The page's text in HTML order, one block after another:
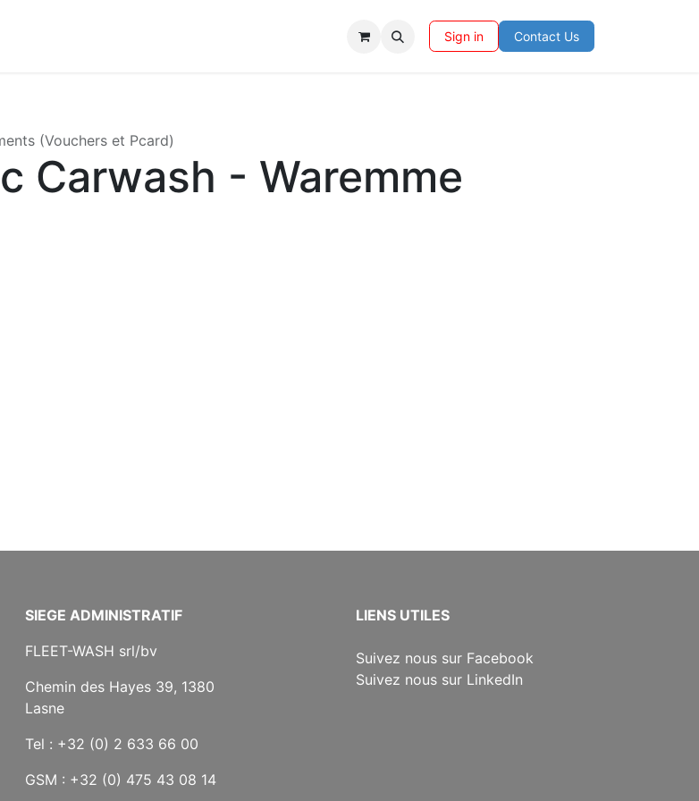
Sign in Contact Us
(Vouchers et Pcard)
Carwash - Waremme
​LIENS UTILES
Suivez nous sur Facebook
Suivez nous sur LinkedIn
SIEGE ADMINISTRATIF
FLEET-WASH srl/bv
Chemin des Hayes 39, 1380
Lasne
Tel : +32 (0) 2 633 66 00
GSM : +32 (0) 475 43 08 14